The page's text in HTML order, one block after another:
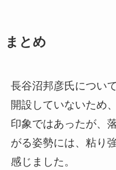
まとめ
長谷沼邦彦氏につい
開設していないため
印象ではあったが、
がる姿勢には、粘り
感じました。